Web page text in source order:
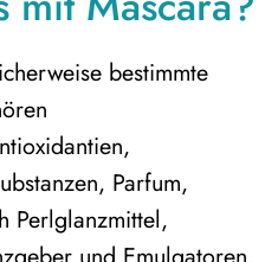
bestimmte
Parfum,
Perlglanzmittel,